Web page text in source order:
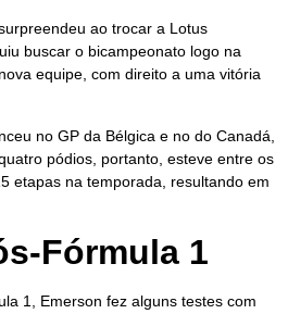
ao trocar a Lotus
buscar o bicampeonato logo na
equipe, com direito a uma vitória
no GP da Bélgica e no do Canadá,
pódios, portanto, esteve entre os
etapas na temporada, resultando em
Fórmula 1
1, Emerson fez alguns testes com